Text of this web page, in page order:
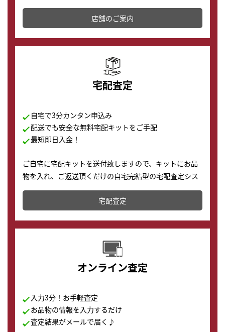
その場で現金買取致します。渋谷本店では、時計販売の
店舗を併設しており、下取りに出してお得に新しい時計
の購入もできます♪
店舗のご案内
宅配査定
自宅で3分カンタン申込み
配送でも安全な無料宅配キットをご手配
最短即日入金！
ご自宅に宅配キットを送付致しますので、キットにお品
物を入れ、ご返送頂くだけの自宅完結型の宅配査定シス
テムです。
配送でも簡単&安全に査定・買取に出すことが可能で
す。
宅配査定
オンライン査定
入力3分！お手軽査定
お品物の情報を入力するだけ
査定結果がメールで届く♪